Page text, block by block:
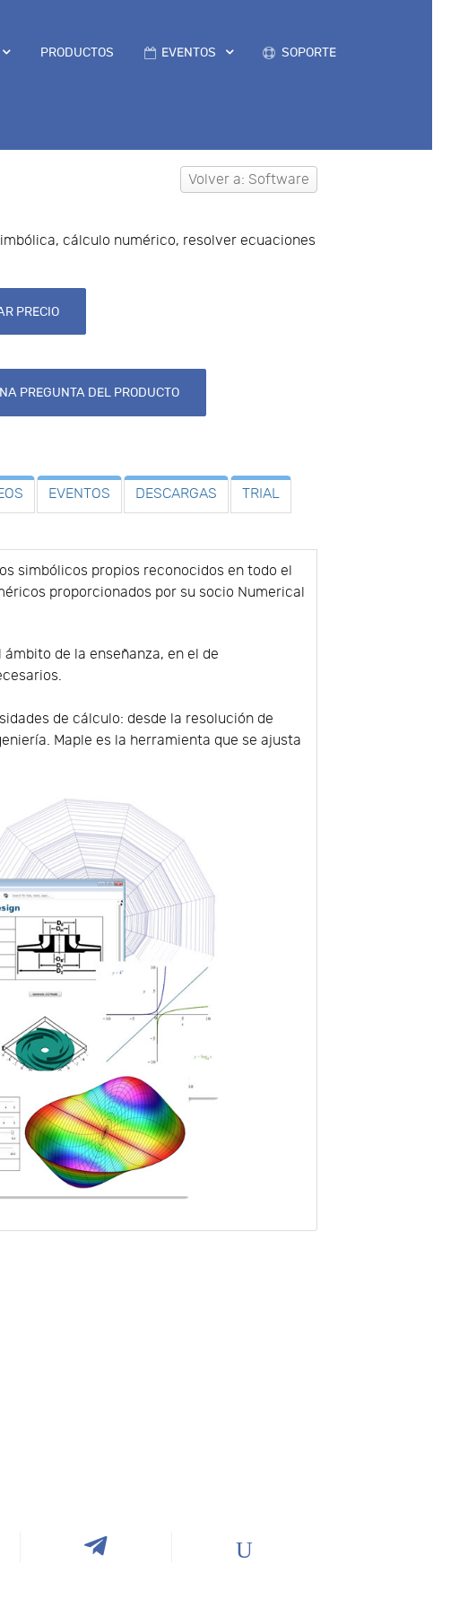
PRODUCTOS EVENTOS SOPORTE
Volver a: Software
cálculo numérico, resolver ecuaciones
PRECIO
PREGUNTA DEL PRODUCTO
EVENTOS DESCARGAS TRIAL
simbólicos propios reconocidos en todo el
proporcionados por su socio Numerical
de la enseñanza, en el de
de cálculo: desde la resolución de
Maple es la herramienta que se ajusta